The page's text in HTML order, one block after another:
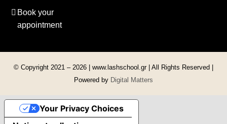
Book your
appointment
© Copyright 2021 – 2026 | www.lashschool.gr | All Rights Reserved |
Powered by Digital Matters
Your Privacy Choices